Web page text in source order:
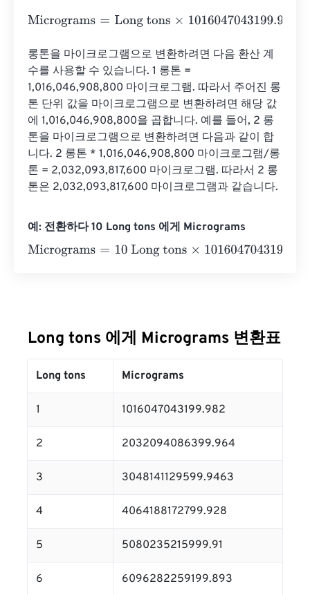
Micrograms=Long tons ×1016047043199.982
롱톤을 마이크로그램으로 변환하려면 다음 환산 계
수를 사용할 수 있습니다. 1 롱톤 =
1,016,046,908,800 마이크로그램. 따라서 주어진 롱
톤 단위 값을 마이크로그램으로 변환하려면 해당 값
에 1,016,046,908,800을 곱합니다. 예를 들어, 2 롱
톤을 마이크로그램으로 변환하려면 다음과 같이 합
니다. 2 롱톤 * 1,016,046,908,800 마이크로그램/롱
톤 = 2,032,093,817,600 마이크로그램. 따라서 2 롱
톤은 2,032,093,817,600 마이크로그램과 같습니다.
예: 전환하다 10 Long tons 에게 Micrograms
Micrograms=10 Long tons×1016047043199.982=
Long tons 에게 Micrograms 변환표
Long tons Micrograms
1 1016047043199.982
2 2032094086399.964
3 3048141129599.9463
4 4064188172799.928
5 5080235215999.91
6 6096282259199.893